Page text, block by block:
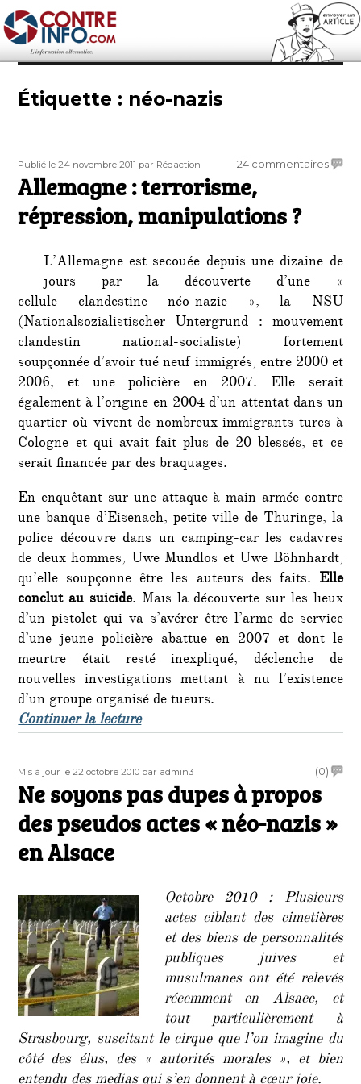
Contre-Info
Étiquette : néo-nazis
Publié
le
Publié le 24 novembre 2011 Auteur
par Rédaction 24 commentairessur
?
Allemagne : terrorisme,
répression, manipulations ?
L’Allemagne est secouée depuis une dizaine de
jours par la découverte d’une «
cellule clandestine néo-nazie », la NSU
(Nationalsozialistischer Untergrund : mouvement
clandestin national-socialiste) fortement
soupçonnée d’avoir tué neuf immigrés, entre 2000 et
2006, et une policière en 2007. Elle serait
également à l’origine en 2004 d’un attentat dans un
quartier où vivent de nombreux immigrants turcs à
Cologne et qui avait fait plus de 20 blessés, et ce
serait financée par des braquages.
En enquêtant sur une attaque à main armée contre
une banque d’Eisenach, petite ville de Thuringe, la
police découvre dans un camping-car les cadavres
de deux hommes, Uwe Mundlos et Uwe Böhnhardt,
qu’elle soupçonne être les auteurs des faits. Elle
conclut au suicide. Mais la découverte sur les lieux
d’un pistolet qui va s’avérer être l’arme de service
d’une jeune policière abattue en 2007 et dont le
meurtre était resté inexpliqué, déclenche de
nouvelles investigations mettant à nu l’existence
d’un groupe organisé de tueurs.
Continuer la lecturede « Allemagne : terrorisme,
Publié
le
Mis à jour le 22 octobre 2010 Auteur
par admin3 (0)on
pas
actes
« néo-
nazis »
en
Ne soyons pas dupes à propos
des pseudos actes « néo-nazis »
en Alsace
Octobre 2010 : Plusieurs
actes ciblant des cimetières
et des biens de personnalités
publiques juives et
musulmanes ont été relevés
récemment en Alsace, et
tout particulièrement à
Strasbourg, suscitant le cirque que l’on imagine du
côté des élus, des « autorités morales », et bien